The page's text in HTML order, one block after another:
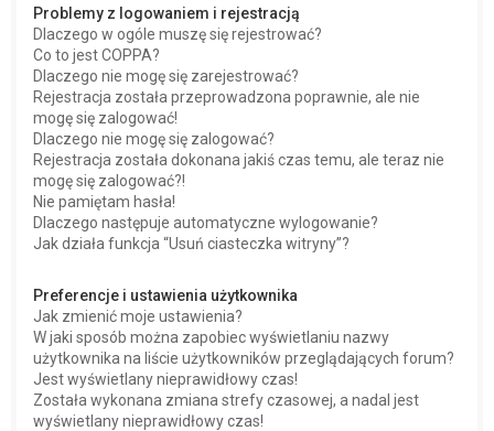
Problemy z logowaniem i rejestracją
Dlaczego w ogóle muszę się rejestrować?
Co to jest COPPA?
Dlaczego nie mogę się zarejestrować?
Rejestracja została przeprowadzona poprawnie, ale nie
mogę się zalogować!
Dlaczego nie mogę się zalogować?
Rejestracja została dokonana jakiś czas temu, ale teraz nie
mogę się zalogować?!
Nie pamiętam hasła!
Dlaczego następuje automatyczne wylogowanie?
Jak działa funkcja “Usuń ciasteczka witryny”?
Preferencje i ustawienia użytkownika
Jak zmienić moje ustawienia?
W jaki sposób można zapobiec wyświetlaniu nazwy
użytkownika na liście użytkowników przeglądających forum?
Jest wyświetlany nieprawidłowy czas!
Została wykonana zmiana strefy czasowej, a nadal jest
wyświetlany nieprawidłowy czas!